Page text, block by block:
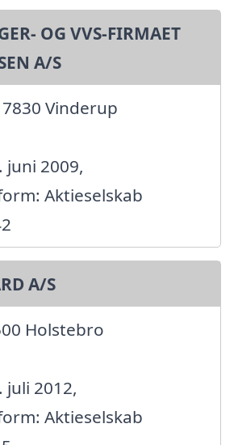
OG VVS-FIRMAET
A/S
Vinderup
juni 2009,
Aktieselskab
A/S
Holstebro
juli 2012,
Aktieselskab